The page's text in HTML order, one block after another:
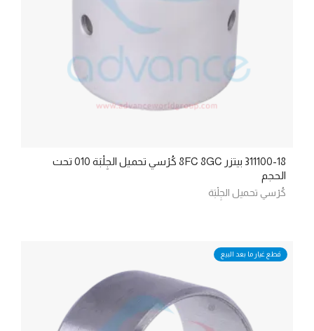
311100-18 بيتزر 8FC 8GC كُرْسي تحميل الجِلْبَة 010 تحت
الحجم
كُرْسي تحميل الجِلْبَة
قطع غيار ما بعد البيع